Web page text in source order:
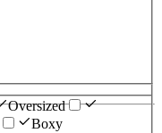
Oversized
Boxy